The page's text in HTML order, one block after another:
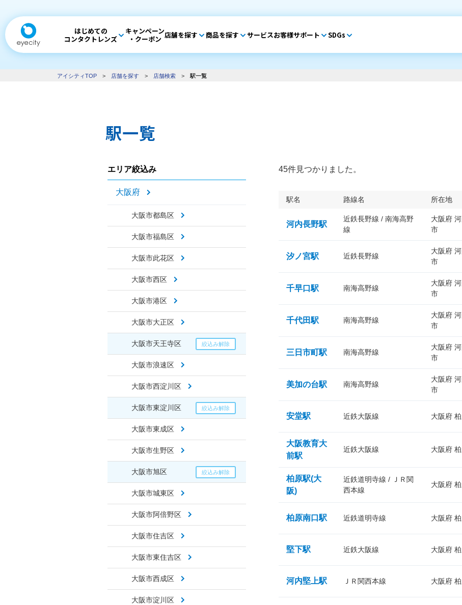
はじめての
コンタクトレンズ
キャンペーン
・クーポン 店舗を探す 商品を探す サービスお客様サポート SDGs
アイシティTOP > 店舗を探す > 店舗検索 > 駅一覧
駅一覧
エリア絞込み
大阪府
大阪市都島区
大阪市福島区
大阪市此花区
大阪市西区
大阪市港区
大阪市大正区
大阪市天王寺区
大阪市浪速区
大阪市西淀川区
大阪市東淀川区
大阪市東成区
大阪市生野区
大阪市旭区
大阪市城東区
大阪市阿倍野区
大阪市住吉区
大阪市東住吉区
大阪市西成区
大阪市淀川区
45件見つかりました。
駅名 路線名 所在地
河内長野駅
近鉄長野線 / 南海高野
線
大阪府
市
汐ノ宮駅 近鉄長野線
大阪府
市
千早口駅 南海高野線
大阪府
市
千代田駅 南海高野線
大阪府
市
三日市町駅 南海高野線
大阪府
市
美加の台駅 南海高野線
大阪府
市
安堂駅 近鉄大阪線 大阪府
大阪教育大
前駅
近鉄大阪線 大阪府
柏原駅(大
阪)
近鉄道明寺線 / ＪＲ関
西本線
大阪府
柏原南口駅 近鉄道明寺線 大阪府
堅下駅 近鉄大阪線 大阪府
河内堅上駅 ＪＲ関西本線 大阪府